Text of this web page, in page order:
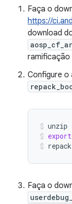
Faça o
https://
download
ramificação
Configure o
unzip
export
Faça o